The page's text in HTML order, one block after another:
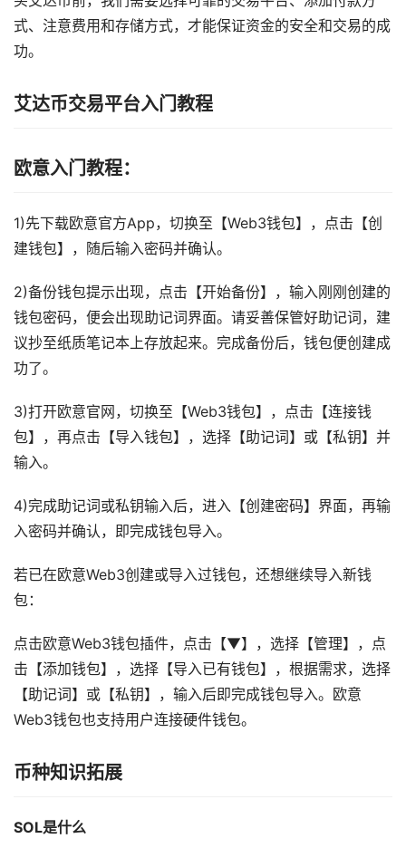
式、注意费用和存储方式，才能保证资金的安全和交易的成
功。
艾达币交易平台入门教程
欧意入门教程：
1)先下载欧意官方App，切换至【Web3钱包】，点击【创
建钱包】，随后输入密码并确认。
2)备份钱包提示出现，点击【开始备份】，输入刚刚创建的
钱包密码，便会出现助记词界面。请妥善保管好助记词，建
议抄至纸质笔记本上存放起来。完成备份后，钱包便创建成
功了。
3)打开欧意官网，切换至【Web3钱包】，点击【连接钱
包】，再点击【导入钱包】，选择【助记词】或【私钥】并
输入。
4)完成助记词或私钥输入后，进入【创建密码】界面，再输
入密码并确认，即完成钱包导入。
若已在欧意Web3创建或导入过钱包，还想继续导入新钱
包：
点击欧意Web3钱包插件，点击【▼】，选择【管理】，点
击【添加钱包】，选择【导入已有钱包】，根据需求，选择
【助记词】或【私钥】，输入后即完成钱包导入。欧意
Web3钱包也支持用户连接硬件钱包。
币种知识拓展
SOL是什么